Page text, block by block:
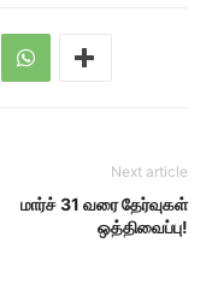
Next article
மார்ச் 31 வரை தேர்வுகள்
ஒத்திவைப்பு!